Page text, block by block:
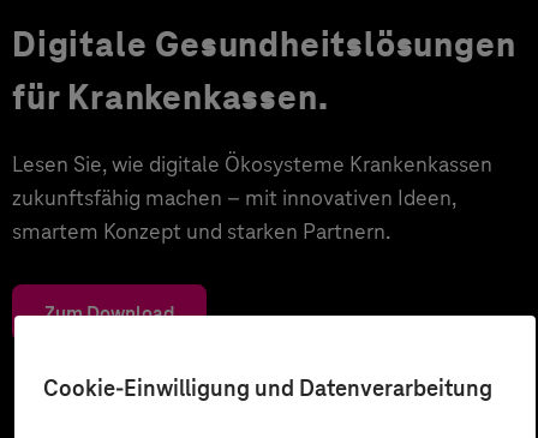
Cookie-Einwilligung und Datenverarbeitung
Digitale Gesundheitslösungen
für Krankenkassen.
Lesen Sie, wie digitale Ökosysteme Krankenkassen
zukunftsfähig machen – mit innovativen Ideen,
smartem Konzept und starken Partnern.
Zum Download